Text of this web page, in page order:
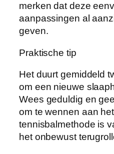
merken dat deze
aanpassingen al
geven.
Praktische tip
Het duurt gemiddeld
om een nieuwe
Wees geduldig en
om te wennen aan
tennisbalmethode is
het onbewust